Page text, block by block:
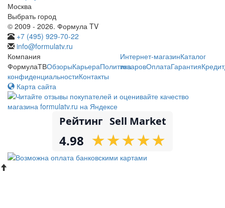
Москва
Выбрать город
© 2009 - 2026. Формула TV
+7 (495) 929-70-22
info@formulatv.ru
Компания
ФормулаТВОбзорыКарьераПолитика
конфиденциальностиКонтакты
Интернет-магазинКаталог
товаровОплатаГарантияКредит
Карта сайта
Рейтинг Sell Market
4.98 ★
★★
★★
★★
★★
★